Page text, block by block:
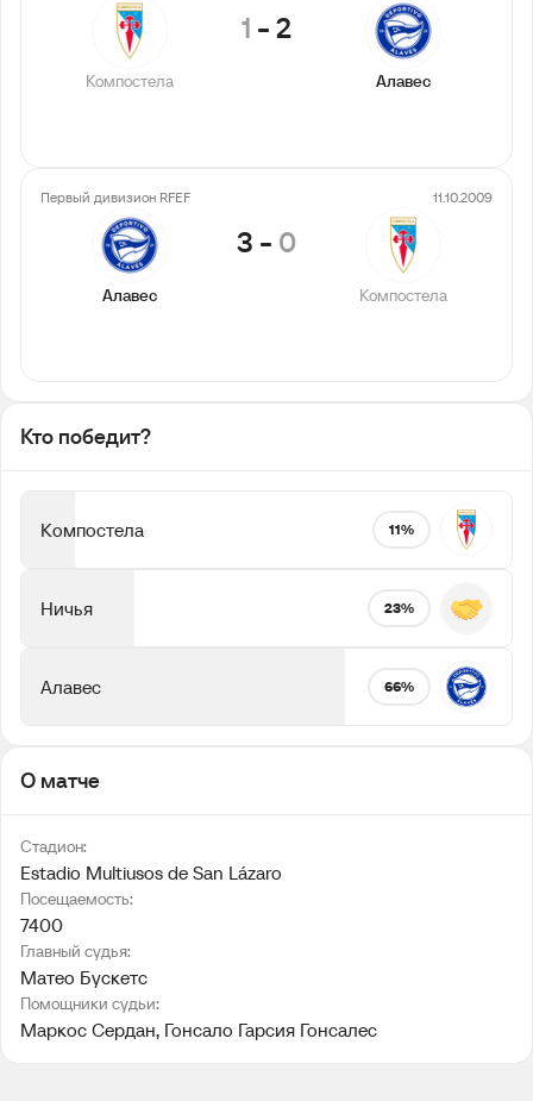
Компостела
1 -2
Алавес
Первый дивизион RFEF 11.10.2009
Алавес
3 - 0
Компостела
Кто победит?
Компостела 11%
Ничья 23%
Алавес 66%
О матче
Стадион:
Estadio Multiusos de San Lázaro
Посещаемость:
7400
Главный судья:
Матео Бускетс
Помощники судьи:
Маркос Сердан, Гонсало Гарсия Гонсалес